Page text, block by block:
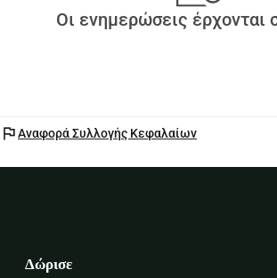
Οι ενημερώσεις έρχονται
flagΑναφορά Συλλογής Κεφαλαίων
Δώρισε